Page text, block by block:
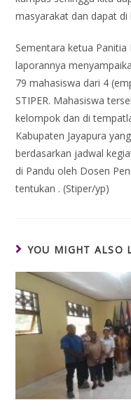
masyarakat dan dapat
Sementara ketua Panitia
laporannya
79 mahasiswa dari 4
STIPER. Mahasiswa
kelompok dan di
Kabupaten Jayapura
berdasarkan jadwal
di Pandu oleh Dosen
tentukan . (Stiper/yp)
YOU MIGHT ALSO